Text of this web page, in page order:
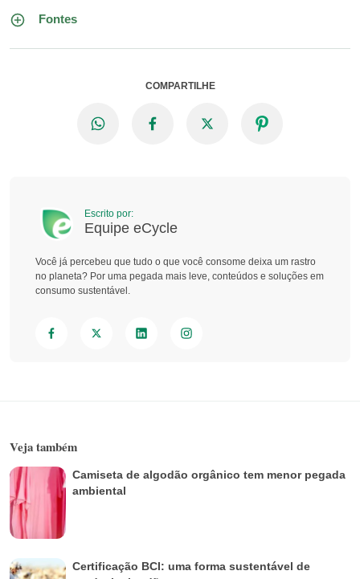
Fontes
COMPARTILHE
Escrito por:
Equipe eCycle
Você já percebeu que tudo o que você consome deixa um rastro
no planeta? Por uma pegada mais leve, conteúdos e soluções em
consumo sustentável.
Veja também
Camiseta de algodão orgânico tem menor pegada
ambiental
Certificação BCI: uma forma sustentável de